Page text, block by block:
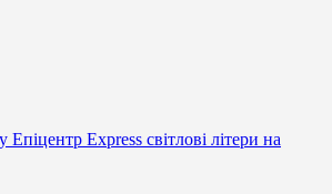
Епіцентр Express світлові літери на